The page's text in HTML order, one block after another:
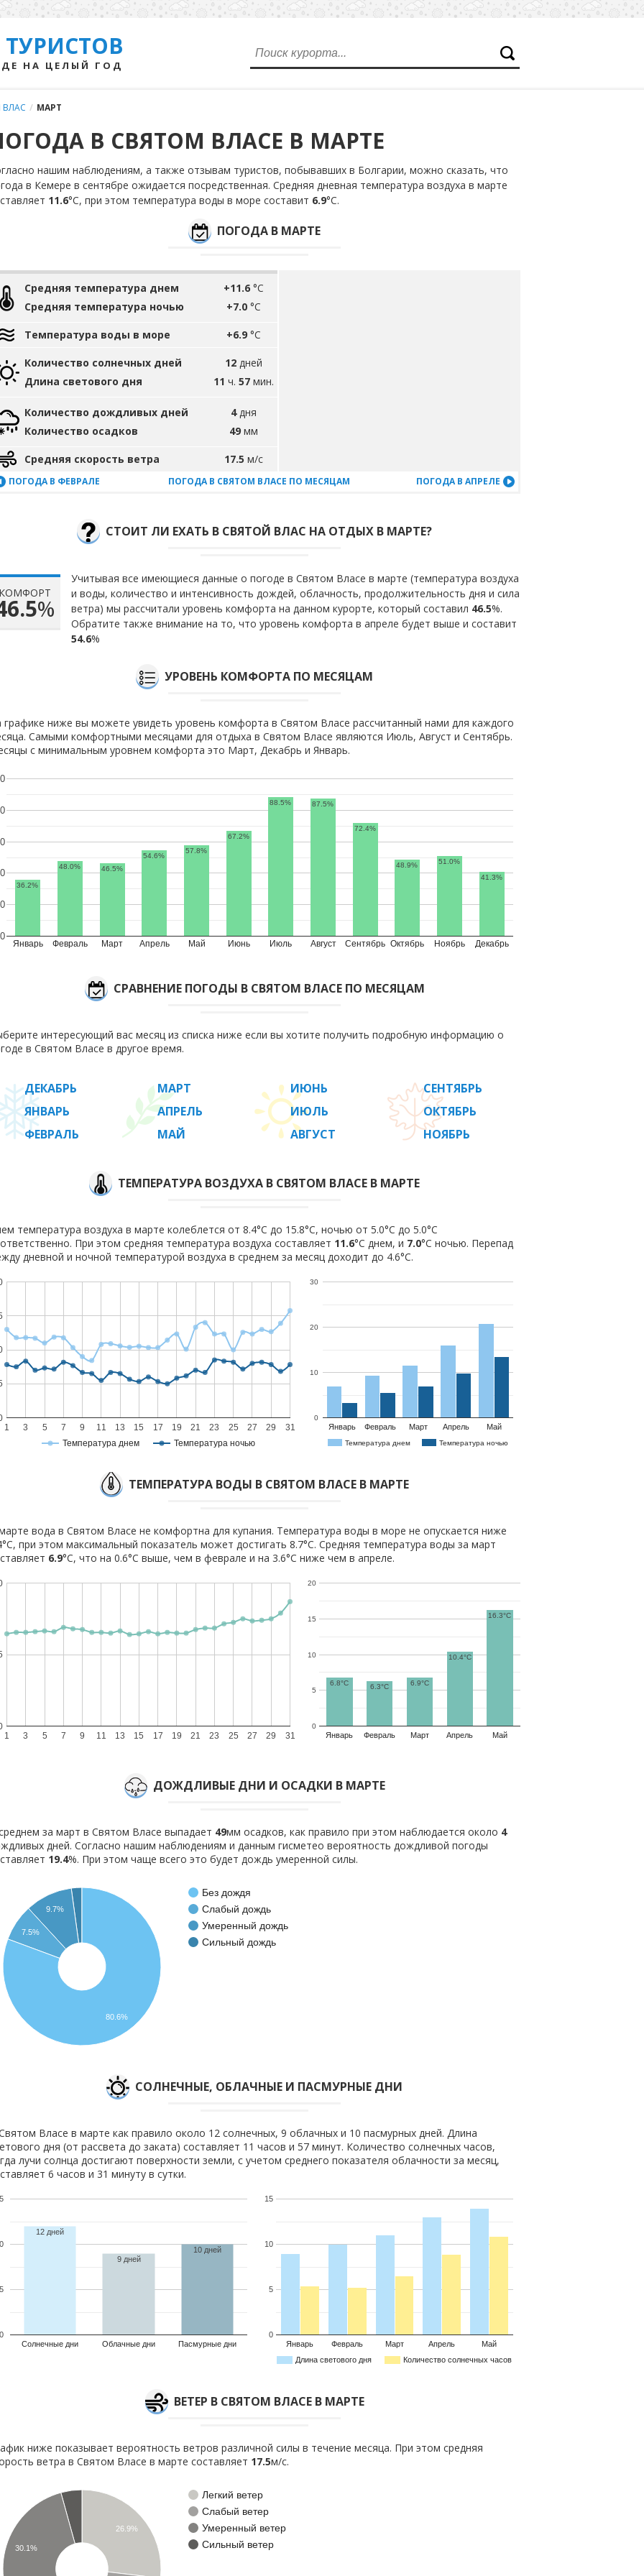
НА ЦЕЛЫЙ ГОД
ВЛАС / МАРТ
В СВЯТОМ ВЛАСЕ В МАРТЕ
нашим наблюдениям, а также отзывам туристов, побывавших в Болгарии, можно сказать, что
в Кемере в сентябре ожидается посредственная. Средняя дневная температура воздуха в марте
11.6°С, при этом температура воды в море составит 6.9°С.
ПОГОДА В МАРТЕ
Средняя температура днем
Средняя температура ночью
+11.6 °C
+7.0 °C
Температура воды в море +6.9 °C
Количество солнечных дней
Длина светового дня
12 дней
11 ч. 57 мин.
Количество дождливых дней
Количество осадков
4дня
49 мм
Средняя скорость ветра 17.5 м/с
ПОГОДА В ФЕВРАЛЕ ПОГОДА В СВЯТОМ ВЛАСЕ ПО МЕСЯЦАМ ПОГОДА В АПРЕЛЕ
СТОИТ ЛИ ЕХАТЬ В СВЯТОЙ ВЛАС НА ОТДЫХ В МАРТЕ?
КОМФОРТ
%
Учитывая все имеющиеся данные о погоде в Святом Власе в марте (температура воздуха
и воды, количество и интенсивность дождей, облачность, продолжительность дня и сила
ветра) мы рассчитали уровень комфорта на данном курорте, который составил 46.5%.
Обратите также внимание на то, что уровень комфорта в апреле будет выше и составит
54.6%
УРОВЕНЬ КОМФОРТА ПО МЕСЯЦАМ
графике ниже вы можете увидеть уровень комфорта в Святом Власе рассчитанный нами для каждого
Самыми комфортными месяцами для отдыха в Святом Власе являются Июль, Август и Сентябрь.
с минимальным уровнем комфорта это Март, Декабрь и Январь.
Январь Февраль Март Апрель Май Июнь Июль Август Сентябрь Октябрь Ноябрь Декабрь
0
36.2%
48.0% 46.5%
54.6%
57.8%
67.2%
88.5% 87.5%
72.4%
48.9%
51.0%
41.3%
СРАВНЕНИЕ ПОГОДЫ В СВЯТОМ ВЛАСЕ ПО МЕСЯЦАМ
интересующий вас месяц из списка ниже если вы хотите получить подробную информацию о
в Святом Власе в другое время.
ДЕКАБРЬ
ЯНВАРЬ
ФЕВРАЛЬ
МАРТ
АПРЕЛЬ
МАЙ
ИЮНЬ
ИЮЛЬ
АВГУСТ
СЕНТЯБРЬ
ОКТЯБРЬ
НОЯБРЬ
ТЕМПЕРАТУРА ВОЗДУХА В СВЯТОМ ВЛАСЕ В МАРТЕ
температура воздуха в марте колеблется от 8.4°C до 15.8°C, ночью от 5.0°C до 5.0°C
При этом средняя температура воздуха составляет 11.6°C днем, и 7.0°C ночью. Перепад
дневной и ночной температурой воздуха в среднем за месяц доходит до 4.6°С.
Температура днем Температура ночью
1 3 5 7 9 11 13 15 17 19 21 23 25 27 29 31
Температура днем Температура ночью
Январь Февраль Март Апрель Май
0
10
20
30
ТЕМПЕРАТУРА ВОДЫ В СВЯТОМ ВЛАСЕ В МАРТЕ
вода в Святом Власе не комфортна для купания. Температура воды в море не опускается ниже
при этом максимальный показатель может достигать 8.7°C. Средняя температура воды за март
6.9°C, что на 0.6°C выше, чем в феврале и на 3.6°C ниже чем в апреле.
1 3 5 7 9 11 13 15 17 19 21 23 25 27 29 31 Январь Февраль Март Апрель Май
0
5
10
15
20
6.8°C 6.3°C 6.9°C
10.4°C
16.3°C
ДОЖДЛИВЫЕ ДНИ И ОСАДКИ В МАРТЕ
за март в Святом Власе выпадает 49мм осадков, как правило при этом наблюдается около 4
дней. Согласно нашим наблюдениям и данным гисметео вероятность дождливой погоды
19.4%. При этом чаще всего это будет дождь умеренной силы.
Без дождя
Слабый дождь
Умеренный дождь
Сильный дождь
9.7%
7.5%
80.6%
CОЛНЕЧНЫЕ, ОБЛАЧНЫЕ И ПАСМУРНЫЕ ДНИ
Власе в марте как правило около 12 солнечных, 9 облачных и 10 пасмурных дней. Длина
дня (от рассвета до заката) составляет 11 часов и 57 минут. Количество солнечных часов,
лучи солнца достигают поверхности земли, с учетом среднего показателя облачности за месяц,
6 часов и 31 минуту в сутки.
Солнечные дни Облачные дни Пасмурные дни
0
5
12 дней
9 дней
10 дней
Длина светового дня Количество солнечных часов
Январь Февраль Март Апрель Май
0
5
10
15
ВЕТЕР В СВЯТОМ ВЛАСЕ В МАРТЕ
ниже показывает вероятность ветров различной силы в течение месяца. При этом средняя
ветра в Святом Власе в марте составляет 17.5м/с.
Легкий ветер
Слабый ветер
Умеренный ветер
Сильный ветер
26.9%
30.1%